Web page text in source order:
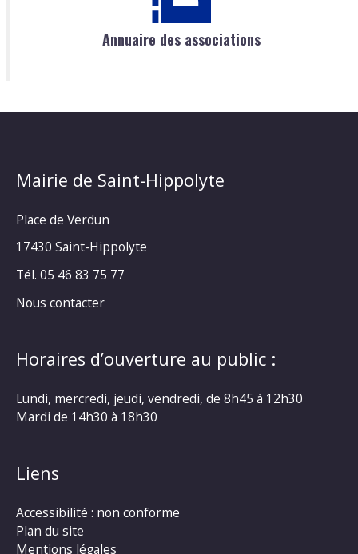
Annuaire des associations
Mairie de Saint-Hippolyte
Place de Verdun
17430 Saint-Hippolyte
Tél. 05 46 83 75 77
Nous contacter
Horaires d’ouverture au public :
Lundi, mercredi, jeudi, vendredi, de 8h45 à 12h30
Mardi de 14h30 à 18h30
Liens
Accessibilité : non conforme
Plan du site
Mentions légales